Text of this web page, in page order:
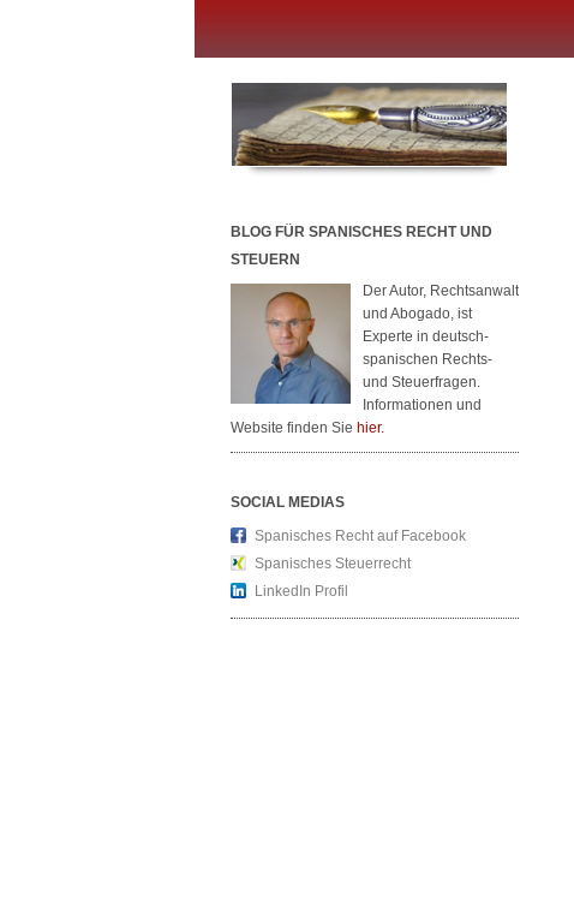
BLOG FÜR SPANISCHES RECHT UND
STEUERN
Der Autor, Rechtsanwalt
und Abogado, ist
Experte in deutsch-
spanischen Rechts-
und Steuerfragen.
Informationen und
Website finden Sie hier.
SOCIAL MEDIAS
Spanisches Recht auf Facebook
Spanisches Steuerrecht
LinkedIn Profil